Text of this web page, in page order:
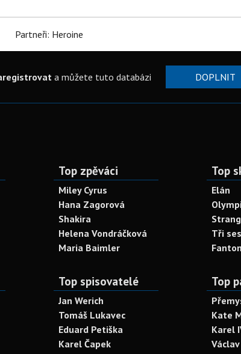
Partneři: Heroine
a můžete tuto databázi DOPLNIT
Top zpěváci
Miley Cyrus
Hana Zagorová
Shakira
Helena Vondráčková
Maria Baimler
Top
Elán
Tři
Top spisovatelé
Jan Werich
Tomáš Lukavec
Eduard Petiška
Karel Čapek
Top
Kate
Karel